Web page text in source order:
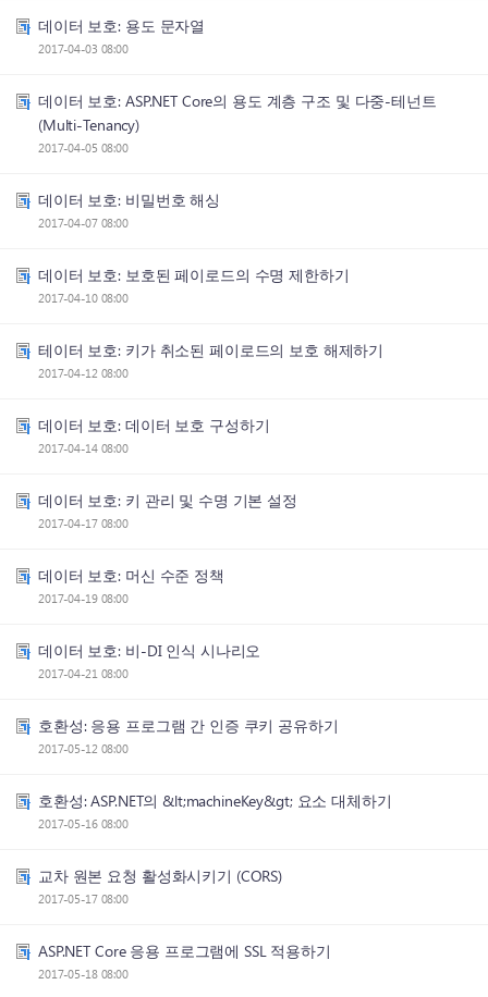
데이터 보호: 용도 문자열
2017-04-03 08:00
데이터 보호: ASP.NET Core의 용도 계층 구조 및 다중-테넌트
(Multi-Tenancy)
2017-04-05 08:00
데이터 보호: 비밀번호 해싱
2017-04-07 08:00
데이터 보호: 보호된 페이로드의 수명 제한하기
2017-04-10 08:00
테이터 보호: 키가 취소된 페이로드의 보호 해제하기
2017-04-12 08:00
데이터 보호: 데이터 보호 구성하기
2017-04-14 08:00
데이터 보호: 키 관리 및 수명 기본 설정
2017-04-17 08:00
데이터 보호: 머신 수준 정책
2017-04-19 08:00
데이터 보호: 비-DI 인식 시나리오
2017-04-21 08:00
호환성: 응용 프로그램 간 인증 쿠키 공유하기
2017-05-12 08:00
호환성: ASP.NET의 &lt;machineKey&gt; 요소 대체하기
2017-05-16 08:00
교차 원본 요청 활성화시키기 (CORS)
2017-05-17 08:00
ASP.NET Core 응용 프로그램에 SSL 적용하기
2017-05-18 08:00